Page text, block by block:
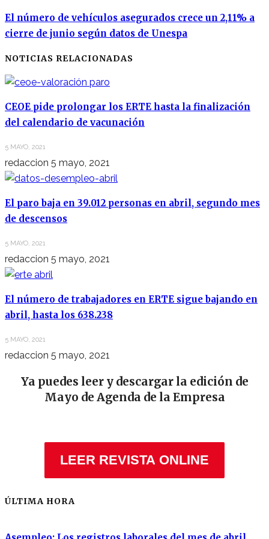
El número de vehículos asegurados crece un 2,11% a
cierre de junio según datos de Unespa
NOTICIAS RELACIONADAS
CEOE pide prolongar los ERTE hasta la finalización
del calendario de vacunación
5 MAYO, 2021
redaccion 5 mayo, 2021
El paro baja en 39.012 personas en abril, segundo mes
de descensos
5 MAYO, 2021
redaccion 5 mayo, 2021
El número de trabajadores en ERTE sigue bajando en
abril, hasta los 638.238
5 MAYO, 2021
redaccion 5 mayo, 2021
Ya puedes leer y descargar la edición de
Mayo de Agenda de la Empresa
LEER REVISTA ONLINE
ÚLTIMA HORA